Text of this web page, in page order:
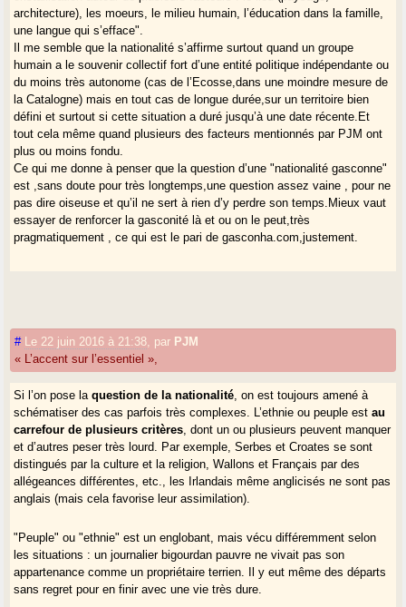
point), il est toujours possible d’y agir en tant que personne, en
conformité avec ce qu’on a reçu.
Quoi qu’il en soit, le sentiment d’être entre deux ou trois chaises sera
de plus en plus répandu. Trop faiblement consciente pour ne pas se
dissiper hors de son territoire, la nationalité gasconne ne peut guère
subsister sans ce contact (les Gascons ne sont pas des Arméniens
avec leur Eglise, ni des Chinois avec leurs réseaux).
Sur place, elle subsistera si on la distingue des définitions
administratives. Un type tout seul qui dit qu’il n’est pas français mais
gascon, cela fait sourire, et s’il y en a cinquante ?
"Les Etats passent, les peuples restent" à condition d’accuser les
angles. Pour le reste, entre représentations et caractères objectifs, il y
a place pour leur rappeler ce qu’ils sont.
architecture), les moeurs, le milieu humain, l’éducation dans la famille,
une langue qui s’efface".
Il me semble que la nationalité s’affirme surtout quand un groupe
humain a le souvenir collectif fort d’une entité politique indépendante ou
du moins très autonome (cas de l’Ecosse,dans une moindre mesure de
la Catalogne) mais en tout cas de longue durée,sur un territoire bien
défini et surtout si cette situation a duré jusqu’à une date récente.Et
tout cela même quand plusieurs des facteurs mentionnés par PJM ont
plus ou moins fondu.
Ce qui me donne à penser que la question d’une "nationalité gasconne"
est ,sans doute pour très longtemps,une question assez vaine , pour ne
pas dire oiseuse et qu’il ne sert à rien d’y perdre son temps.Mieux vaut
essayer de renforcer la gasconité là et ou on le peut,très
pragmatiquement , ce qui est le pari de gasconha.com,justement.
# Le 22 juin 2016 à 21:38 par PJM
« L’accent sur l’essentiel »,
Si l’on pose laquestion de la nationalité , on est toujours amené à
schématiser des cas parfois très complexes. L’ethnie ou peuple estau
carrefour de plusieurs critères , dont un ou plusieurs peuvent manquer
et d’autres peser très lourd. Par exemple, Serbes et Croates se sont
distingués par la culture et la religion, Wallons et Français par des
allégeances différentes, etc., les Irlandais même anglicisés ne sont pas
anglais (mais cela favorise leur assimilation).
"Peuple" ou "ethnie" est un englobant, mais vécu différemment selon
les situations : un journalier bigourdan pauvre ne vivait pas son
appartenance comme un propriétaire terrien. Il y eut même des départs
sans regret pour en finir avec une vie très dure.